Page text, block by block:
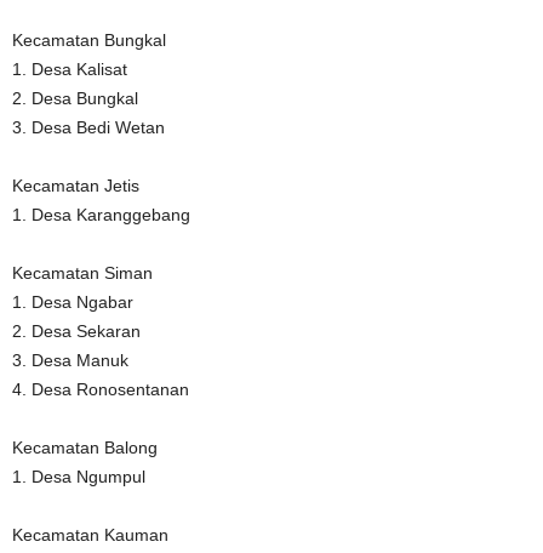
Kecamatan Bungkal
1. Desa Kalisat
2. Desa Bungkal
3. Desa Bedi Wetan
Kecamatan Jetis
1. Desa Karanggebang
Kecamatan Siman
1. Desa Ngabar
2. Desa Sekaran
3. Desa Manuk
4. Desa Ronosentanan
Kecamatan Balong
1. Desa Ngumpul
Kecamatan Kauman